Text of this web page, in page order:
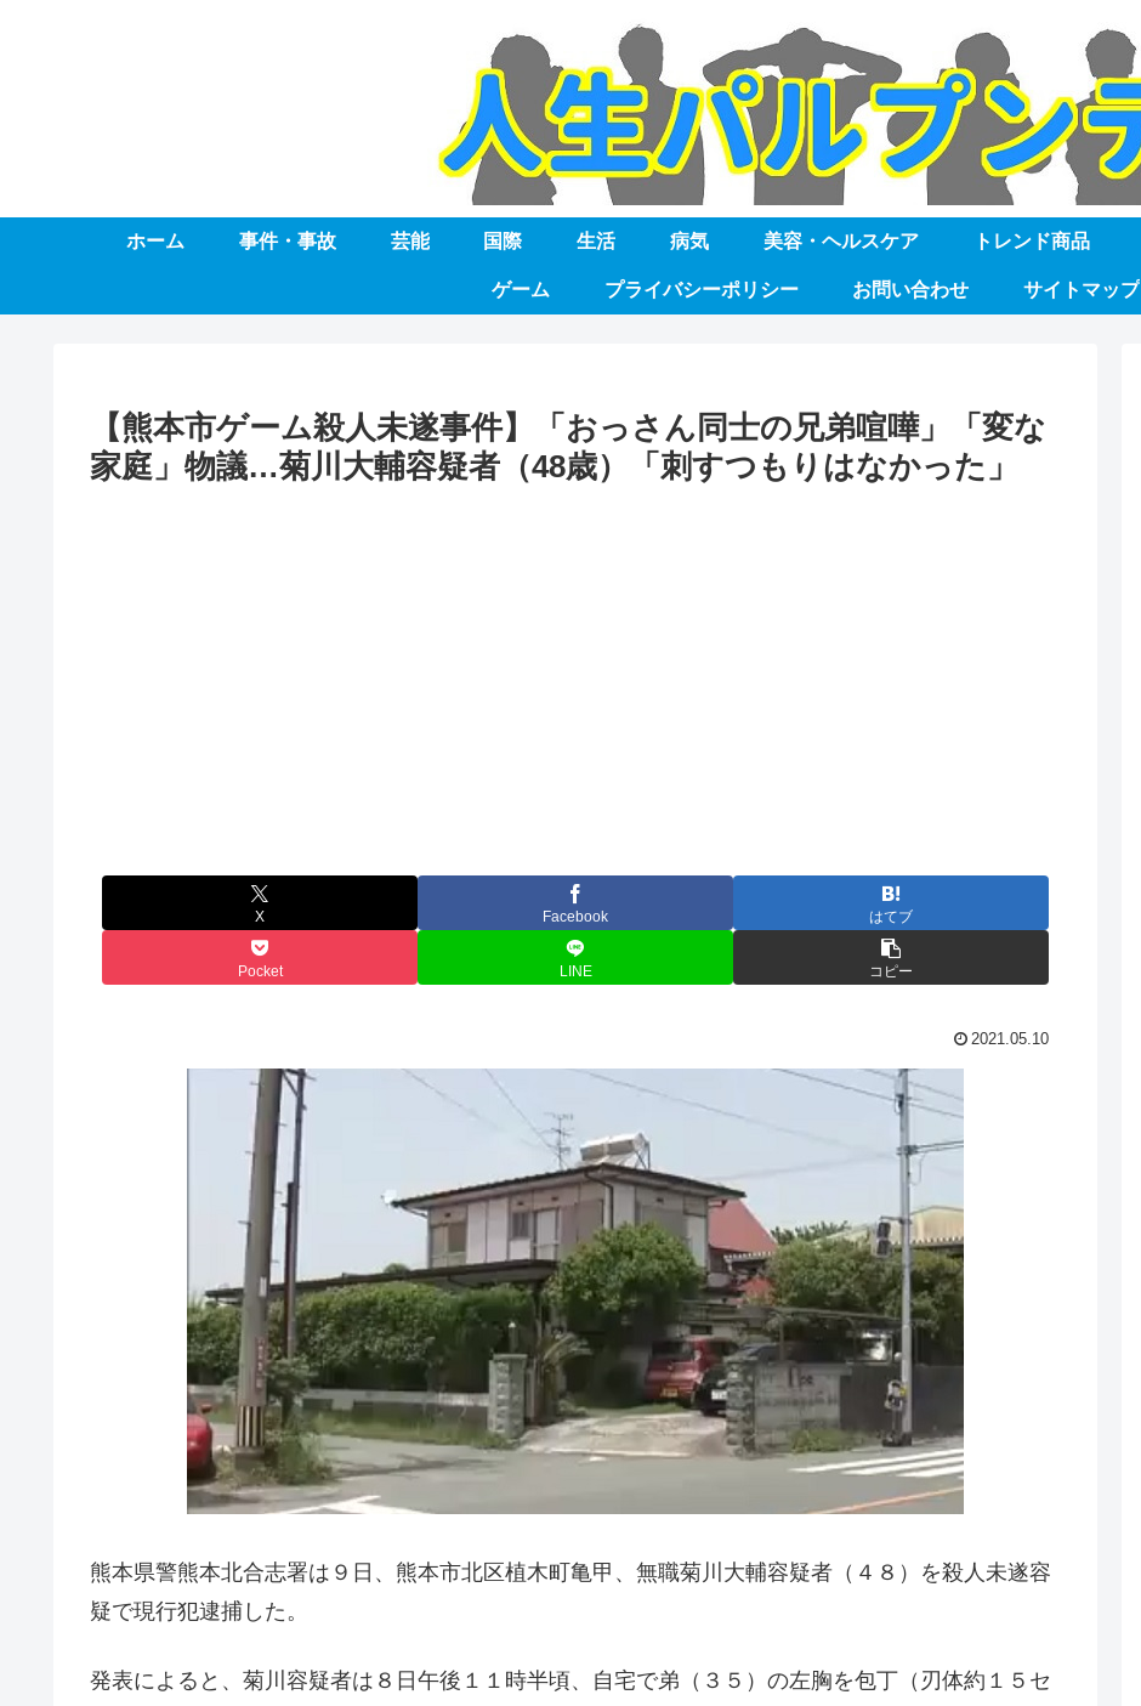
ホーム 事件・事故 芸能 国際 生活 病気 美容・ヘルスケア トレンド商品
ゲーム プライバシーポリシー お問い合わせ サイトマップ
【熊本市ゲーム殺人未遂事件】「おっさん同士の兄弟喧嘩」「変な
家庭」物議…菊川大輔容疑者（48歳）「刺すつもりはなかった」
X Facebook はてブ
Pocket LINE コピー
2021.05.10
熊本県警熊本北合志署は９日、熊本市北区植木町亀甲、無職菊川大輔容疑者（４８）を殺人未遂容
疑で現行犯逮捕した。
発表によると、菊川容疑者は８日午後１１時半頃、自宅で弟（３５）の左胸を包丁（刃体約１５セ